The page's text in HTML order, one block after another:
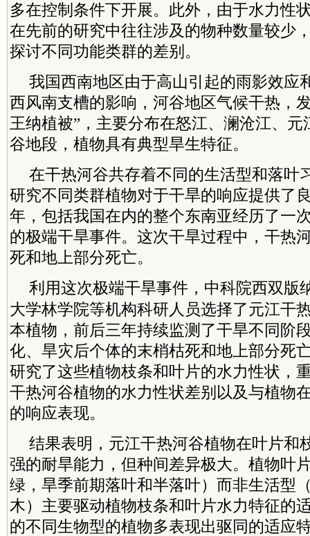
多在控制条件下开展。此外，由于水力性
在先前的研究中往往涉及的物种数量较少
探讨不同功能类群的差别。
我国西南地区由于高山引起的雨影效应
西风南支槽的影响，河谷地区气候干热，
王纳植被”，主要分布在怒江、澜沧江、
谷地段，植物具有典型旱生特征。
在干热河谷共存着不同的生活型和落叶
研究不同类群植物对于干旱的响应提供了
年，包括我国在内的整个东南亚经历了一
的极端干旱事件。这次干旱过程中，干热
死和地上部分死亡。
利用这次极端干旱事件， 中科院西双版
大学林学院等机构科研人员选择了元江干
本植物，前后三年持续监测了干旱不同阶
化、旱灾后个体的末梢枯死和地上部分死
研究了这些植物枝条和叶片的水力性状，
干热河谷植物的水力性状差别以及与植物
的响应表现。
结果表明，元江干热河谷植物在叶片和
强的耐旱能力，但种间差异极大。植物叶
绿，旱季前期落叶和半落叶）而非生活型
木）主要驱动植物枝条和叶片水力特征的
的不同生物型的植物多表现出驱同的适应